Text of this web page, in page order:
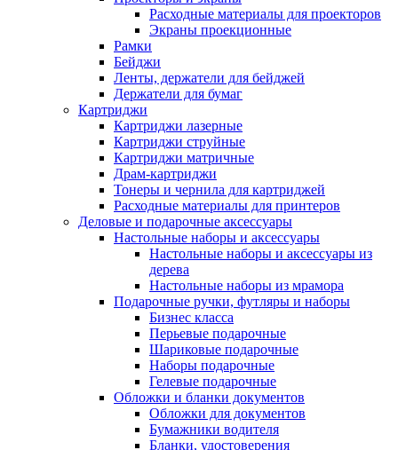
Расходные материалы для проекторов
Экраны проекционные
Рамки
Бейджи
Ленты, держатели для бейджей
Держатели для бумаг
Картриджи
Картриджи лазерные
Картриджи струйные
Картриджи матричные
Драм-картриджи
Тонеры и чернила для картриджей
Расходные материалы для принтеров
Деловые и подарочные аксессуары
Настольные наборы и аксессуары
Настольные наборы и аксессуары из
дерева
Настольные наборы из мрамора
Подарочные ручки, футляры и наборы
Бизнес класса
Перьевые подарочные
Шариковые подарочные
Наборы подарочные
Гелевые подарочные
Обложки и бланки документов
Обложки для документов
Бумажники водителя
Бланки, удостоверения